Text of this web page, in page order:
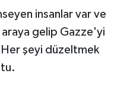
insanlar var ve
araya gelip Gazze'yi
şeyi düzeltmek